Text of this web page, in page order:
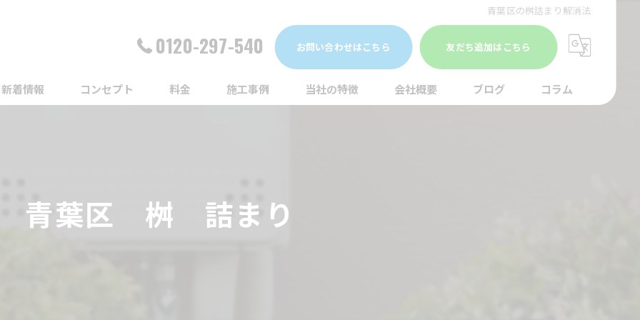
青葉区の桝詰まり解消法
0120-297-540 お問い合わせはこちら 友だち追加はこちら
新着情報 コンセプト 料金 施工事例 当社の特徴 会社概要 ブログ コラム
青葉区 桝 詰まり